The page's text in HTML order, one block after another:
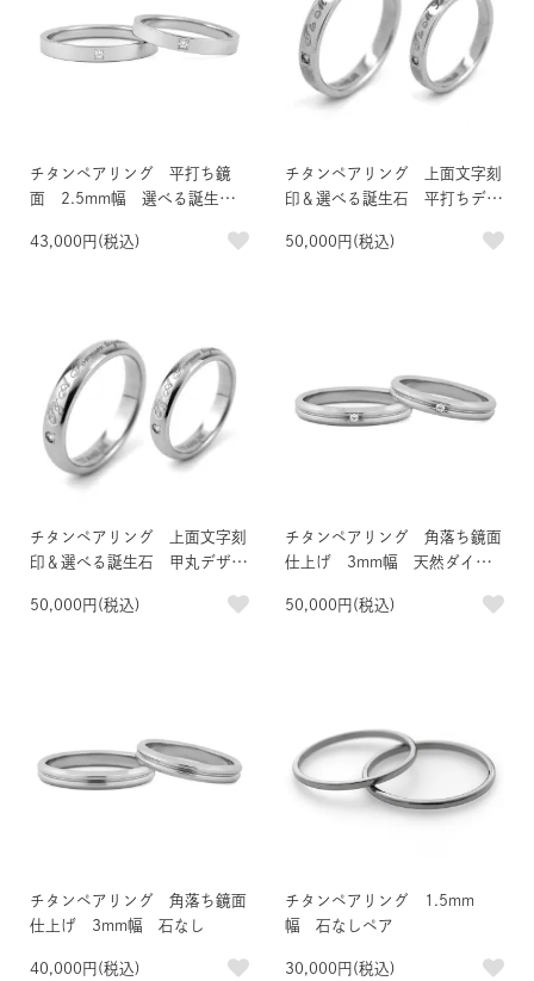
チタンペアリング 平打ち鏡
面 2.5mm幅 選べる誕生石
43,000円(税込)
チタンペアリング 上面文字刻
印＆選べる誕生石 平打ちデザ
50,000円(税込)
チタンペアリング 上面文字刻
印＆選べる誕生石 甲丸デザイ
50,000円(税込)
チタンペアリング 角落ち鏡面
仕上げ 3mm幅 天然ダイヤ
50,000円(税込)
チタンペアリング 角落ち鏡面
仕上げ 3mm幅 石なし
40,000円(税込)
チタンペアリング 1.5mm
幅 石なしペア
30,000円(税込)